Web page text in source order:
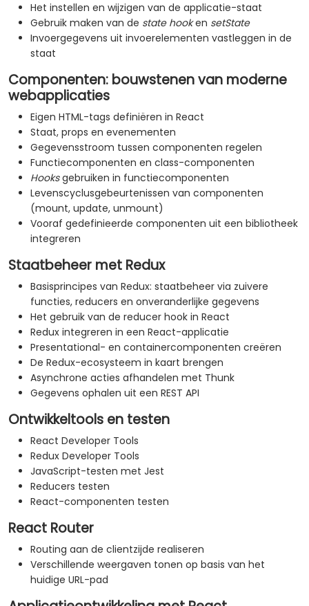
Het instellen en wijzigen van de applicatie-staat
Gebruik maken van de state hooken setState
Invoergegevens uit invoerelementen vastleggen in de
staat
Componenten: bouwstenen van moderne
webapplicaties
Eigen HTML-tags definiëren in React
Staat, props en evenementen
Gegevensstroom tussen componenten regelen
Functiecomponenten en class-componenten
Hooksgebruiken in functiecomponenten
Levenscyclusgebeurtenissen van componenten
(mount, update, unmount)
Vooraf gedefinieerde componenten uit een bibliotheek
integreren
Staatbeheer met Redux
Basisprincipes van Redux: staatbeheer via zuivere
functies, reducers en onveranderlijke gegevens
Het gebruik van de reducer hook in React
Redux integreren in een React-applicatie
Presentational- en containercomponenten creëren
De Redux-ecosysteem in kaart brengen
Asynchrone acties afhandelen met Thunk
Gegevens ophalen uit een REST API
Ontwikkeltools en testen
React Developer Tools
Redux Developer Tools
JavaScript-testen met Jest
Reducers testen
React-componenten testen
React Router
Routing aan de clientzijde realiseren
Verschillende weergaven tonen op basis van het
huidige URL-pad